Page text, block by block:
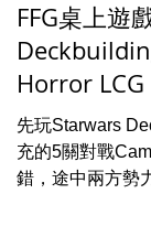
FFG桌上遊
Horror
先玩Starwars
充的5關對戰
錯，途中兩方勢